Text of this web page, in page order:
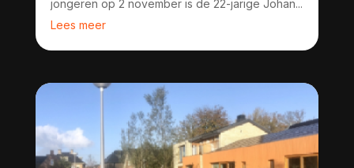
jongeren op 2 november is de 22-jarige Johan...
Lees meer